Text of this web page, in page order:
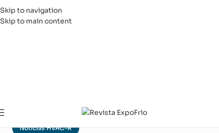
Skip to navigation
Skip to main content
Noticias HVAC-R